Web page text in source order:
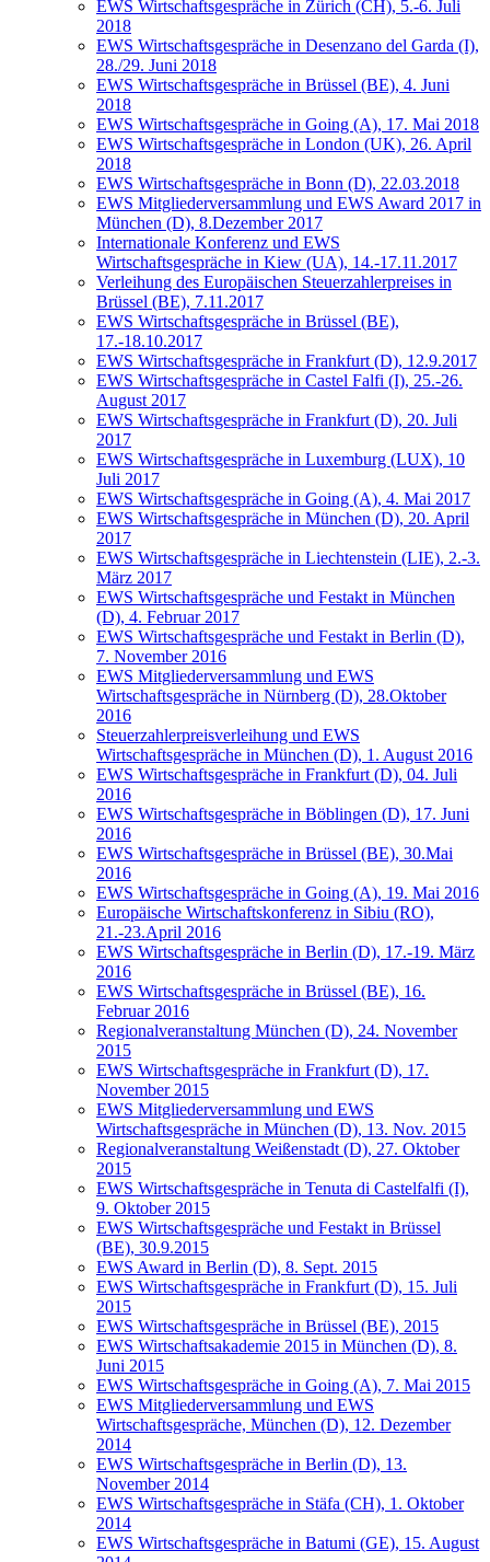
EWS Wirtschaftsgespräche in Zürich (CH), 5.-6. Juli
2018
EWS Wirtschaftsgespräche in Desenzano del Garda (I),
28./29. Juni 2018
EWS Wirtschaftsgespräche in Brüssel (BE), 4. Juni
2018
EWS Wirtschaftsgespräche in Going (A), 17. Mai 2018
EWS Wirtschaftsgespräche in London (UK), 26. April
2018
EWS Wirtschaftsgespräche in Bonn (D), 22.03.2018
EWS Mitgliederversammlung und EWS Award 2017 in
München (D), 8.Dezember 2017
Internationale Konferenz und EWS
Wirtschaftsgespräche in Kiew (UA), 14.-17.11.2017
Verleihung des Europäischen Steuerzahlerpreises in
Brüssel (BE), 7.11.2017
EWS Wirtschaftsgespräche in Brüssel (BE),
17.-18.10.2017
EWS Wirtschaftsgespräche in Frankfurt (D), 12.9.2017
EWS Wirtschaftsgespräche in Castel Falfi (I), 25.-26.
August 2017
EWS Wirtschaftsgespräche in Frankfurt (D), 20. Juli
2017
EWS Wirtschaftsgespräche in Luxemburg (LUX), 10
Juli 2017
EWS Wirtschaftsgespräche in Going (A), 4. Mai 2017
EWS Wirtschaftsgespräche in München (D), 20. April
2017
EWS Wirtschaftsgespräche in Liechtenstein (LIE), 2.-3.
März 2017
EWS Wirtschaftsgespräche und Festakt in München
(D), 4. Februar 2017
EWS Wirtschaftsgespräche und Festakt in Berlin (D),
7. November 2016
EWS Mitgliederversammlung und EWS
Wirtschaftsgespräche in Nürnberg (D), 28.Oktober
2016
Steuerzahlerpreisverleihung und EWS
Wirtschaftsgespräche in München (D), 1. August 2016
EWS Wirtschaftsgespräche in Frankfurt (D), 04. Juli
2016
EWS Wirtschaftsgespräche in Böblingen (D), 17. Juni
2016
EWS Wirtschaftsgespräche in Brüssel (BE), 30.Mai
2016
EWS Wirtschaftsgespräche in Going (A), 19. Mai 2016
Europäische Wirtschaftskonferenz in Sibiu (RO),
21.-23.April 2016
EWS Wirtschaftsgespräche in Berlin (D), 17.-19. März
2016
EWS Wirtschaftsgespräche in Brüssel (BE), 16.
Februar 2016
Regionalveranstaltung München (D), 24. November
2015
EWS Wirtschaftsgespräche in Frankfurt (D), 17.
November 2015
EWS Mitgliederversammlung und EWS
Wirtschaftsgespräche in München (D), 13. Nov. 2015
Regionalveranstaltung Weißenstadt (D), 27. Oktober
2015
EWS Wirtschaftsgespräche in Tenuta di Castelfalfi (I),
9. Oktober 2015
EWS Wirtschaftsgespräche und Festakt in Brüssel
(BE), 30.9.2015
EWS Award in Berlin (D), 8. Sept. 2015
EWS Wirtschaftsgespräche in Frankfurt (D), 15. Juli
2015
EWS Wirtschaftsgespräche in Brüssel (BE), 2015
EWS Wirtschaftsakademie 2015 in München (D), 8.
Juni 2015
EWS Wirtschaftsgespräche in Going (A), 7. Mai 2015
EWS Mitgliederversammlung und EWS
Wirtschaftsgespräche, München (D), 12. Dezember
2014
EWS Wirtschaftsgespräche in Berlin (D), 13.
November 2014
EWS Wirtschaftsgespräche in Stäfa (CH), 1. Oktober
2014
EWS Wirtschaftsgespräche in Batumi (GE), 15. August